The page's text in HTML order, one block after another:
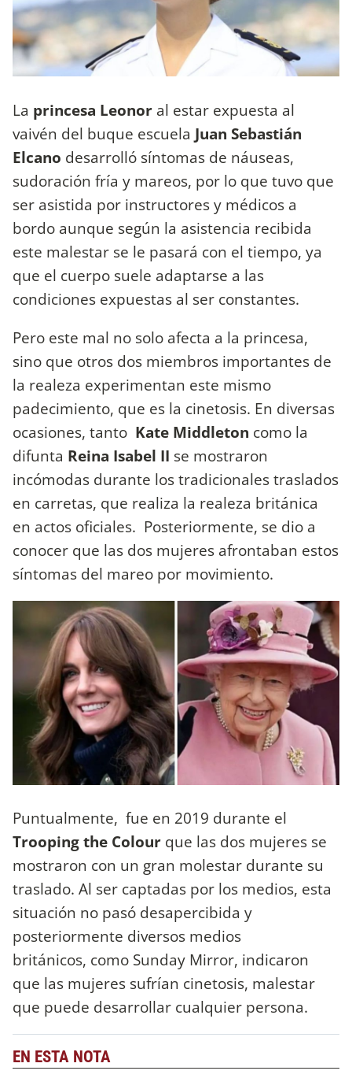
La princesa Leonor al estar expuesta al
vaivén del buque escuela Juan Sebastián
Elcano desarrolló síntomas de náuseas,
sudoración fría y mareos, por lo que tuvo que
ser asistida por instructores y médicos a
bordo aunque según la asistencia recibida
este malestar se le pasará con el tiempo, ya
que el cuerpo suele adaptarse a las
condiciones expuestas al ser constantes.
Pero este mal no solo afecta a la princesa,
sino que otros dos miembros importantes de
la realeza experimentan este mismo
padecimiento, que es la cinetosis. En diversas
ocasiones, tanto Kate Middleton como la
difunta Reina Isabel II se mostraron
incómodas durante los tradicionales traslados
en carretas, que realiza la realeza británica
en actos oficiales. Posteriormente, se dio a
conocer que las dos mujeres afrontaban estos
síntomas del mareo por movimiento.
Puntualmente, fue en 2019 durante el
Trooping the Colour que las dos mujeres se
mostraron con un gran molestar durante su
traslado. Al ser captadas por los medios, esta
situación no pasó desapercibida y
posteriormente diversos medios
británicos, como Sunday Mirror, indicaron
que las mujeres sufrían cinetosis, malestar
que puede desarrollar cualquier persona.
EN ESTA NOTA